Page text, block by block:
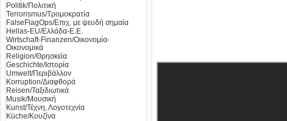
Politik/Πολιτική
Terrorismus/Τρομοκρατία
FalseFlagOps/Επιχ. με ψευδή σημαία
Hellas-EU/Ελλάδα-Ε.Ε.
Wirtschaft-Finanzen/Οικονομία-
Οικονομικά
Religion/Θρησκεία
Geschichte/Ιστορία
Umwelt/Περιβάλλον
Korruption/Διαφθορά
Reisen/Ταξιδιωτικά
Musik/Μουσική
Kunst/Τέχνη, Λογοτεχνία
Küche/Κουζίνα